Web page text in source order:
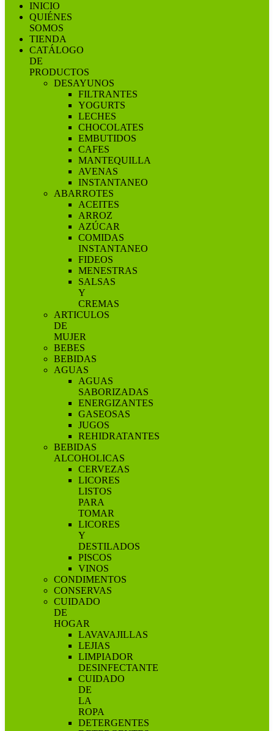
INICIO
QUIÉNES
SOMOS
TIENDA
CATÁLOGO
DE
PRODUCTOS
DESAYUNOS
FILTRANTES
YOGURTS
LECHES
CHOCOLATES
EMBUTIDOS
CAFES
MANTEQUILLA
AVENAS
INSTANTANEO
ABARROTES
ACEITES
ARROZ
AZÚCAR
COMIDAS
INSTANTANEO
FIDEOS
MENESTRAS
SALSAS
Y
CREMAS
ARTICULOS
DE
MUJER
BEBES
BEBIDAS
AGUAS
AGUAS
SABORIZADAS
ENERGIZANTES
GASEOSAS
JUGOS
REHIDRATANTES
BEBIDAS
ALCOHOLICAS
CERVEZAS
LICORES
LISTOS
PARA
TOMAR
LICORES
Y
DESTILADOS
PISCOS
VINOS
CONDIMENTOS
CONSERVAS
CUIDADO
DE
HOGAR
LAVAVAJILLAS
LEJIAS
LIMPIADOR
DESINFECTANTE
CUIDADO
DE
LA
ROPA
DETERGENTES